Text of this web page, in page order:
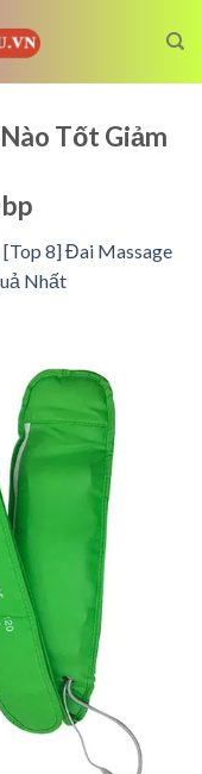
Tốt Giảm
[Top 8] Đai Massage
Nhất